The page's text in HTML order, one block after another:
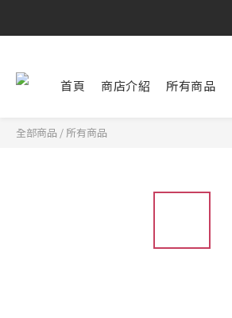
首頁 商店介紹 所有商品
全部商品 / 所有商品